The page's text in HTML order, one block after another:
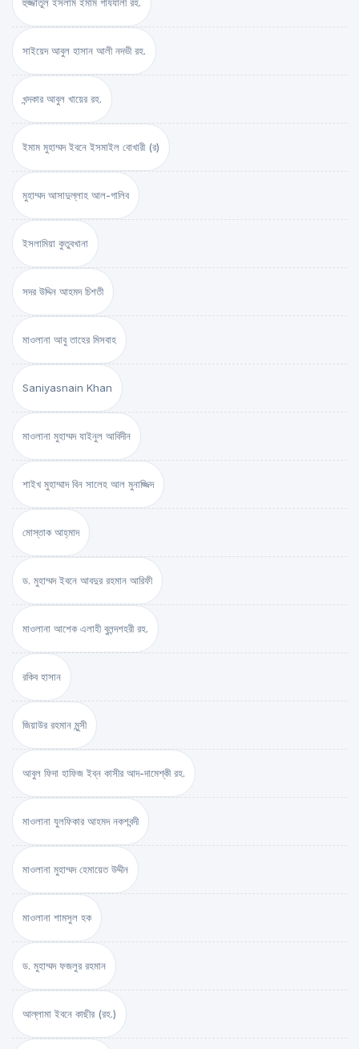
সাইয়েদ আবুল হাসান আলী নদভী রহ.
খন্দকার আবুল খায়ের রহ.
ইমাম মুহাম্মদ ইবনে ইসমাইল বোখারী (র)
মুহাম্মদ আসাদুল্লাহ আল-গালিব
ইসলামিয়া কুতুবখানা
সদর উদ্দিন আহমদ চিশতী
মাওলানা আবু তাহের মিসবাহ
Saniyasnain Khan
মাওলানা মুহাম্মদ যাইনুল আবিদীন
শাইখ মুহাম্মাদ বিন সালেহ আল মুনাজ্জিদ
মোস্তাক আহ্‌মাদ
ড. মুহাম্মদ ইবনে আবদুর রহমান আরিফী
মাওলানা আশেক এলাহী বুলন্দশহরী রহ.
রকিব হাসান
জিয়াউর রহমান মুন্সী
আবুল ফিদা হাফিজ ইব্‌ন কাসীর আদ-দামেশ্‌কী রহ.
মাওলানা যুলফিকার আহমদ নকশবন্দী
মাওলানা মুহাম্মদ হেমায়েত উদ্দীন
মাওলানা শামসুল হক
ড. মুহাম্মদ ফজলুর রহমান
আল্লামা ইবনে কাছীর (রহ.)